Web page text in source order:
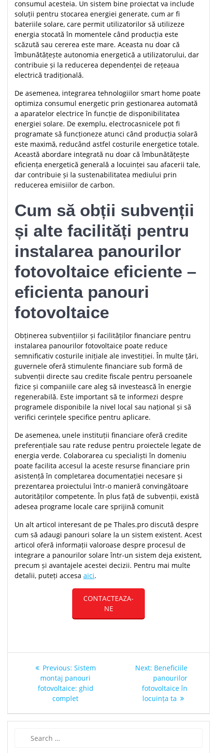
consumul acesteia. Un sistem bine proiectat va include
soluții pentru stocarea energiei generate, cum ar fi
bateriile solare, care permit utilizatorilor să utilizeze
energia stocată în momentele când producția este
scăzută sau cererea este mare. Aceasta nu doar că
îmbunătățește autonomia energetică a utilizatorului, dar
contribuie și la reducerea dependenței de rețeaua
electrică tradițională.
De asemenea, integrarea tehnologiilor smart home poate
optimiza consumul energetic prin gestionarea automată
a aparatelor electrice în funcție de disponibilitatea
energiei solare. De exemplu, electrocasnicele pot fi
programate să funcționeze atunci când producția solară
este maximă, reducând astfel costurile energetice totale.
Această abordare integrată nu doar că îmbunătățește
eficiența energetică generală a locuinței sau afacerii tale,
dar contribuie și la sustenabilitatea mediului prin
reducerea emisiilor de carbon.
Cum să obții subvenții
și alte facilități pentru
instalarea panourilor
fotovoltaice eficiente –
eficienta panouri
fotovoltaice
Obținerea subvențiilor și facilităților financiare pentru
instalarea panourilor fotovoltaice poate reduce
semnificativ costurile inițiale ale investiției. În multe țări,
guvernele oferă stimulente financiare sub formă de
subvenții directe sau credite fiscale pentru persoanele
fizice și companiile care aleg să investească în energie
regenerabilă. Este important să te informezi despre
programele disponibile la nivel local sau național și să
verifici cerințele specifice pentru aplicare.
De asemenea, unele instituții financiare oferă credite
preferențiale sau rate reduse pentru proiectele legate de
energia verde. Colaborarea cu specialiști în domeniu
poate facilita accesul la aceste resurse financiare prin
asistență în completarea documentației necesare și
prezentarea proiectului într-o manieră convingătoare
autorităților competente. În plus față de subvenții, există
adesea programe locale care sprijină comunit
Un alt articol interesant de pe Thales.pro discută despre
cum să adaugi panouri solare la un sistem existent. Acest
articol oferă informații valoroase despre procesul de
integrare a panourilor solare într-un sistem deja existent,
precum și avantajele acestei decizii. Pentru mai multe
detalii, puteți accesa aici.
CONTACTEAZA-
NE
Post
navigation
Previous: Previous
post:
Sistem
montaj panouri
fotovoltaice: ghid
complet
Next: Next
post:
Beneficiile
panourilor
fotovoltaice în
locuința ta